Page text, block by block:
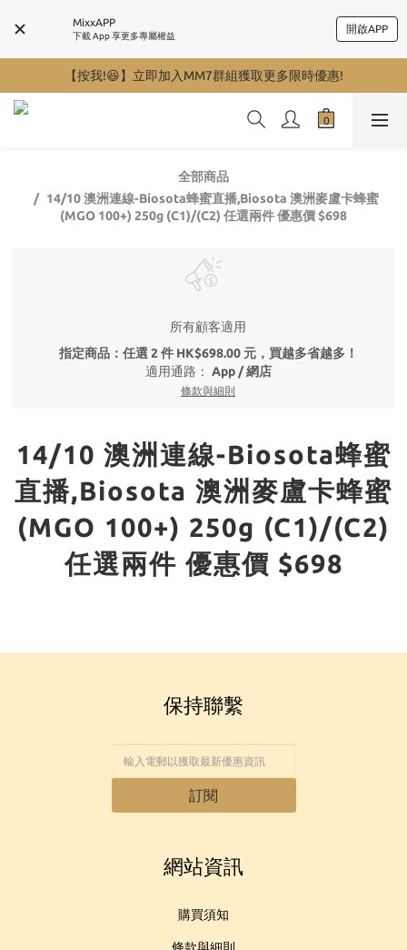
MixxAPP
下載 App 享更多專屬權益
開啟APP
【按我!😆】立即加入MM7群組獲取更多限時優惠!
全部商品
14/10 澳洲連線-Biosota蜂蜜直播,Biosota 澳洲麥盧卡蜂蜜
(MGO 100+) 250g (C1)/(C2) 任選兩件 優惠價 $698
所有顧客適用
指定商品：任選 2 件 HK$698.00 元，買越多省越多！
適用通路： App / 網店
條款與細則
14/10 澳洲連線-Biosota蜂蜜
直播,Biosota 澳洲麥盧卡蜂蜜
(MGO 100+) 250g (C1)/(C2)
任選兩件 優惠價 $698
保持聯繫
訂閱
網站資訊
購買須知